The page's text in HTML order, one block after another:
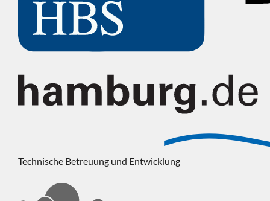
Technische Betreuung und Entwicklung